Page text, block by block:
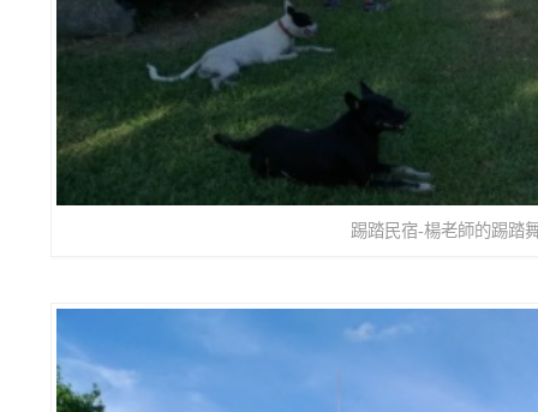
踢踏民宿-楊老師的踢踏